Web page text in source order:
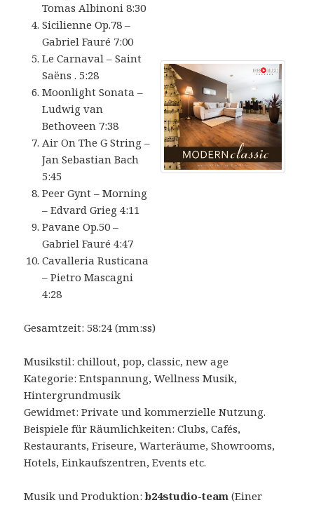
Tomas Albinoni 8:30
Sicilienne Op.78 –
Gabriel Fauré 7:00
Le Carnaval – Saint
Saëns . 5:28
Moonlight Sonata –
Ludwig van
Bethoveen 7:38
Air On The G String –
Jan Sebastian Bach
5:45
Peer Gynt – Morning
– Edvard Grieg 4:11
Pavane Op.50 –
Gabriel Fauré 4:47
Cavalleria Rusticana
– Pietro Mascagni
4:28
Gesamtzeit: 58:24 (mm:ss)
Musikstil: chillout, pop, classic, new age
Kategorie: Entspannung, Wellness Musik,
Hintergrundmusik
Gewidmet: Private und kommerzielle Nutzung.
Beispiele für Räumlichkeiten: Clubs, Cafés,
Restaurants, Friseure, Warteräume, Showrooms,
Hotels, Einkaufszentren, Events etc.
Musik und Produktion:b24studio-team (Einer